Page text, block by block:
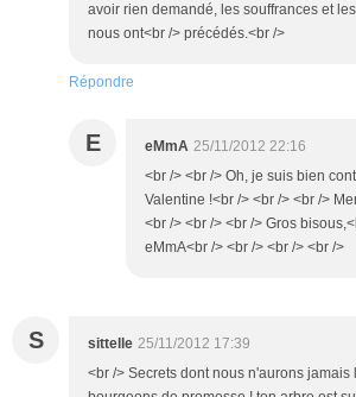
avoir rien demandé, les souffrances et
nous ont<br /> précédés.<br />
Répondre
E eMmA 25/11/2012 22:16
<br /> <br /> Oh, je suis bien
Valentine !<br /> <br /> <br />
<br /> <br /> <br /> Gros
eMmA<br /> <br /> <br /> <br />
S sittelle 25/11/2012 17:39
<br /> Secrets dont nous n'aurons jamais